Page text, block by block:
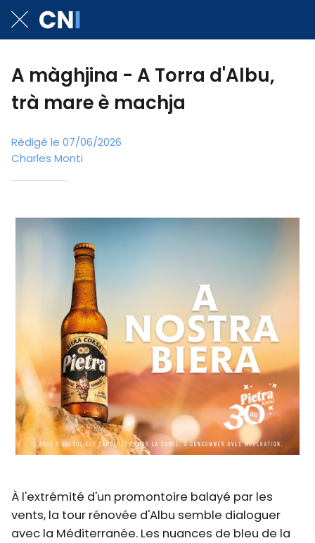
A màghjina - A Torra d'Albu,
trà mare è machja
Rédigé le 07/06/2026
Charles Monti
À l'extrémité d'un promontoire balayé par les
vents, la tour rénovée d'Albu semble dialoguer
avec la Méditerranée. Les nuances de bleu de la